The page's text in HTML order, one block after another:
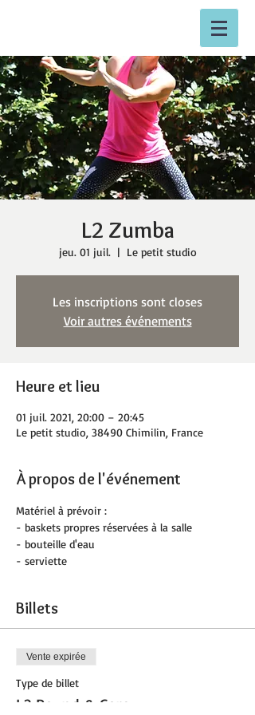
L2 Zumba
jeu. 01 juil.
  |
Le petit studio
Les inscriptions sont closes
Voir autres événements
Heure et lieu
01 juil. 2021, 20:00 – 20:45
Le petit studio, 38490 Chimilin, France
À propos de l'événement
Matériel à prévoir :
- baskets propres réservées à la salle
- bouteille d'eau
- serviette
Billets
Vente expirée
Type de billet
L2 Pound & Core